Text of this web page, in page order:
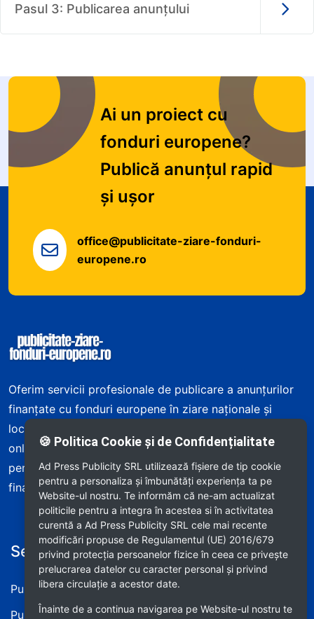
Pasul 3: Publicarea anunțului
Ai un proiect cu
fonduri europene?
Publică anunțul rapid
și ușor
office@publicitate-ziare-fonduri-
europene.ro
Oferim servicii profesionale de publicare a anunțurilor
finanțate cu fonduri europene în ziare naționale și
locale din România – atât în edițiile tipărite, cât și
online. Asigurăm publicare rapidă, consultanță
personalizată și respectarea cerințelor programului de
finanțare.
Servicii oferite
Publică Anunț Tipărit
Publică Anunț Online
Informații utile
Termeni și condiții
Prelucrarea datelor personale
🍪 Politica Cookie și de Confidențialitate
Ad Press Publicity SRL utilizează fişiere de tip cookie
pentru a personaliza și îmbunătăți experiența ta pe
Website-ul nostru. Te informăm că ne-am actualizat
politicile pentru a integra în acestea si în activitatea
curentă a Ad Press Publicity SRL cele mai recente
modificări propuse de Regulamentul (UE) 2016/679
privind protecția persoanelor fizice în ceea ce privește
prelucrarea datelor cu caracter personal și privind
libera circulație a acestor date.
Înainte de a continua navigarea pe Website-ul nostru te